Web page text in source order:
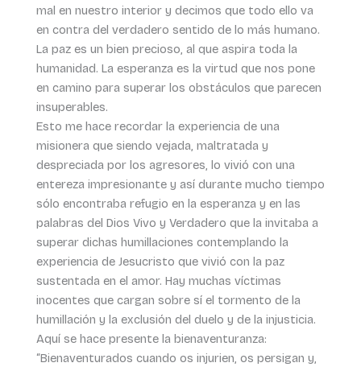
mal en nuestro interior y decimos que todo ello va
en contra del verdadero sentido de lo más humano.
La paz es un bien precioso, al que aspira toda la
humanidad. La esperanza es la virtud que nos pone
en camino para superar los obstáculos que parecen
insuperables.
Esto me hace recordar la experiencia de una
misionera que siendo vejada, maltratada y
despreciada por los agresores, lo vivió con una
entereza impresionante y así durante mucho tiempo
sólo encontraba refugio en la esperanza y en las
palabras del Dios Vivo y Verdadero que la invitaba a
superar dichas humillaciones contemplando la
experiencia de Jesucristo que vivió con la paz
sustentada en el amor. Hay muchas víctimas
inocentes que cargan sobre sí el tormento de la
humillación y la exclusión del duelo y de la injusticia.
Aquí se hace presente la bienaventuranza:
“Bienaventurados cuando os injurien, os persigan y,